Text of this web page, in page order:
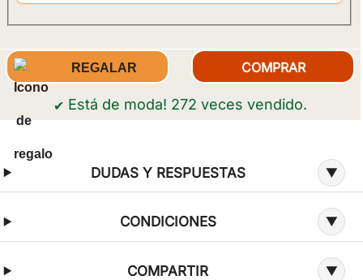
REGALAR
✔ Está de moda! 272 veces vendido.
Información adicional sobre la oferta
DUDAS Y RESPUESTAS
CONDICIONES
COMPARTIR